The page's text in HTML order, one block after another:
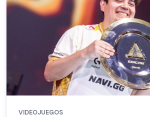
VIDEOJUEGOS